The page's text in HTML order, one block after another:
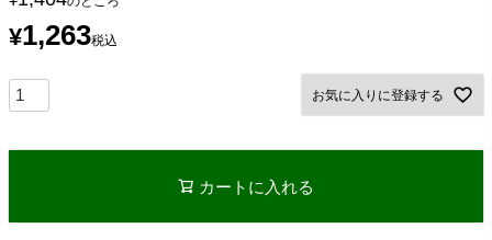
¥1,263税込
お気に入りに登録する
カートに入れる